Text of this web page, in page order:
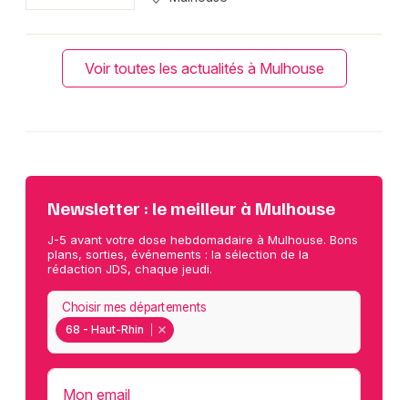
Voir toutes les actualités à Mulhouse
Newsletter : le meilleur à Mulhouse
J-5 avant votre dose hebdomadaire à Mulhouse. Bons
plans, sorties, événements : la sélection de la
rédaction JDS, chaque jeudi.
68 - Haut-Rhin
Choisir mes départements
Mon email